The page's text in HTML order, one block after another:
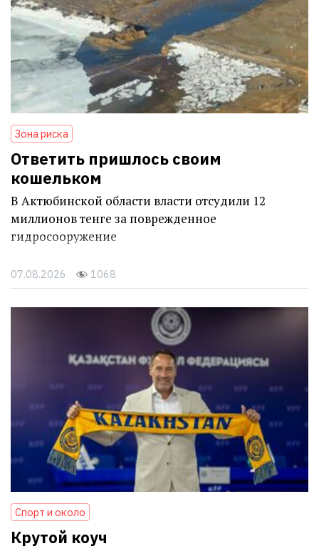
Зона риска
Ответить пришлось своим
кошельком
В Актюбинской области власти отсудили 12
миллионов тенге за поврежденное
гидросооружение
07.08.2026 1068
Спорт и около
Крутой коуч